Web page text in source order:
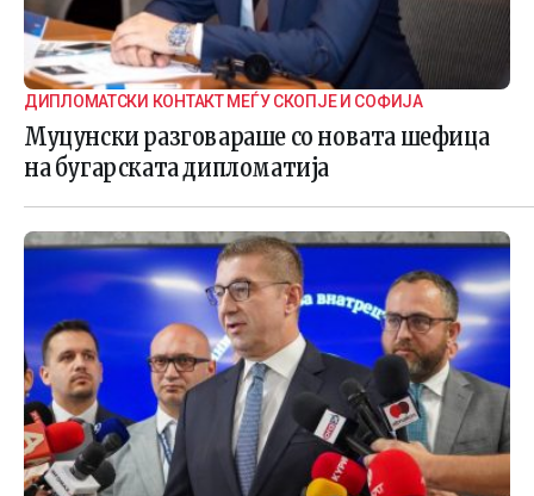
ДИПЛОМАТСКИ КОНТАКТ МЕЃУ СКОПЈЕ И СОФИЈА
Муцунски разговараше со новата шефица
на бугарската дипломатија